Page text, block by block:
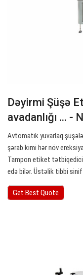
Dəyirmi Şüşə
avadanlığı ... -
Avtomatik yuvarlaq
şərab kimi hər növ
Tampon etiket
edə bilər. Üstəlik tibbi sinif
Get Best Quote